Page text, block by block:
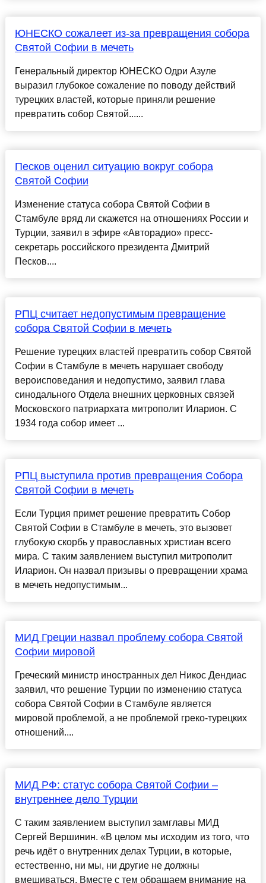
ЮНЕСКО сожалеет из-за превращения собора
Святой Софии в мечеть
Генеральный директор ЮНЕСКО Одри Азуле
выразил глубокое сожаление по поводу действий
турецких властей, которые приняли решение
превратить собор Святой......
Песков оценил ситуацию вокруг собора
Святой Софии
Изменение статуса собора Святой Софии в
Стамбуле вряд ли скажется на отношениях России и
Турции, заявил в эфире «Авторадио» пресс-
секретарь российского президента Дмитрий
Песков....
РПЦ считает недопустимым превращение
собора Святой Софии в мечеть
Решение турецких властей превратить собор Святой
Софии в Стамбуле в мечеть нарушает свободу
вероисповедания и недопустимо, заявил глава
синодального Отдела внешних церковных связей
Московского патриархата митрополит Иларион. С
1934 года собор имеет ...
РПЦ выступила против превращения Собора
Святой Софии в мечеть
Если Турция примет решение превратить Собор
Святой Софии в Стамбуле в мечеть, это вызовет
глубокую скорбь у православных христиан всего
мира. С таким заявлением выступил митрополит
Иларион. Он назвал призывы о превращении храма
в мечеть недопустимым...
МИД Греции назвал проблему собора Святой
Софии мировой
Греческий министр иностранных дел Никос Дендиас
заявил, что решение Турции по изменению статуса
собора Святой Софии в Стамбуле является
мировой проблемой, а не проблемой греко-турецких
отношений....
МИД РФ: статус собора Святой Софии –
внутреннее дело Турции
С таким заявлением выступил замглавы МИД
Сергей Вершинин. «В целом мы исходим из того, что
речь идёт о внутренних делах Турции, в которые,
естественно, ни мы, ни другие не должны
вмешиваться. Вместе с тем обращаем внимание на